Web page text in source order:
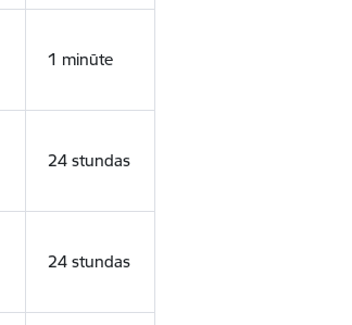
1 minūte
24 stundas
24 stundas